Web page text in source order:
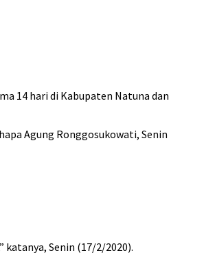
14 hari di Kabupaten Natuna dan
Agung Ronggosukowati, Senin
Senin (17/2/2020).